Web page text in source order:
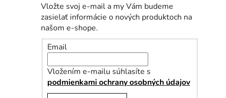
Vložte svoj e-mail a my Vám budeme
zasielať informácie o nových produktoch na
našom e-shope.
Email
Vložením e-mailu súhlasíte s
podmienkami ochrany osobných údajov